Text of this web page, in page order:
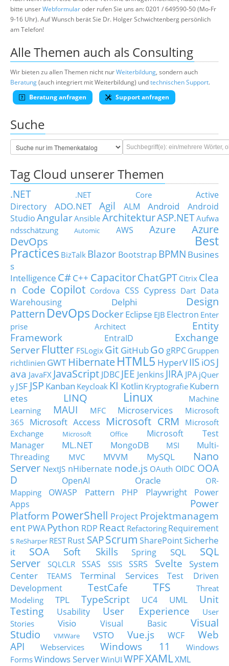
bitte unserWebformularoder rufen Sie uns an: 0201 / 649590-50 (Mo-Fr
9-16 Uhr). Auf Wunsch berät Sie Dr. Holger Schwichtenberg persönlich
am Telefon!
Alle Themen auch als Consulting
Wir bieten zu allen Themen nicht nurWeiterbildung, sondern auch
Beratung(auch integriert mit Weiterbildung) undtechnischen Support.
Beratung anfragen
Support anfragen
Suche
Tag Cloud unserer Themen
.NET .NET Core
Active
Directory
ADO.NET Agil ALM Android
Android
StudioAngularAnsible ArchitekturASP.NETAufwa
ndsschätzung
Automic AWS Azure
Azure
DevOps
Best
Practices BizTalk Blazor Bootstrap BPMN Busines
s
Intelligence C#C++ CapacitorChatGPT Citrix Clea
n Code Copilot Cordova CSS Cypress Dart Data
Warehousing
Delphi
Design
Pattern DevOps DockerEclipse EJB Electron Enter
prise Architect
Entity
Framework
EntraID
Exchange
Server Flutter FSLogix Git GitHubGo gRPC Gruppen
richtlinien GWT HibernateHTML5 HyperVIIS iOSJ
ava JavaFX JavaScript JDBC JEE Jenkins JIRA JPA jQuer
y JSF JSP Kanban Keycloak KI Kotlin Kryptografie Kubern
etes
LINQ Linux
Machine
Learning
MAUI MFC Microservices
Microsoft
365
Microsoft Access Microsoft CRM
Microsoft
Exchange
Microsoft Office
Microsoft Test
Manager
ML.NET MongoDB MSI
Multi-
Threading
MVC MVVM MySQL
Nano
Server NextJS nHibernate node.js OAuth OIDC OOA
D
OpenAI Oracle
OR-
Mapping
OWASP Pattern PHP Playwright
Power
Apps
Power
Platform PowerShell Project Projektmanagem
ent PWA Python RDP React Refactoring Requirement
s ReSharper RESTRust SAPScrum SharePointSicherhe
it
SOA Soft Skills Spring SQL
SQL
Server
SQLCLR SSAS SSIS SSRS Svelte
System
Center
TEAMS Terminal Services
Test Driven
Development
TestCafe TFS
Threat
Modeling
TPL TypeScript UC4 UML
Unit
Testing
Usability User Experience
User
Stories
Visio Visual Basic
Visual
Studio
VMWare VSTO Vue.js WCF
Web
API
Webservices Windows 11
Windows
FormsWindows ServerWinUI WPFXAMLXML